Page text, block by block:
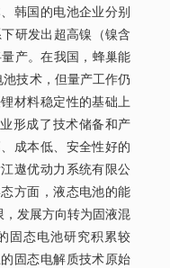
韩国的电池企业分别
下研发出超高镍（镍含
产。在我国，蜂巢能
池技术，但量产工作仍
材料稳定性的基础上
形成了技术储备和产
成本低、安全性好的
遨优动力系统有限公
方面，液态电池的能
，发展方向转为固液混
固态电池研究积累较
固态电解质技术原始